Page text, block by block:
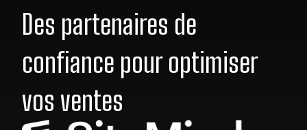
Des partenaires de
confiance pour optimiser
vos ventes